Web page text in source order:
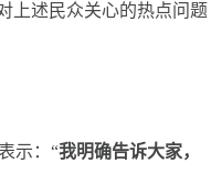
上述民众关心的热点问题
示：“我明确告诉大家，